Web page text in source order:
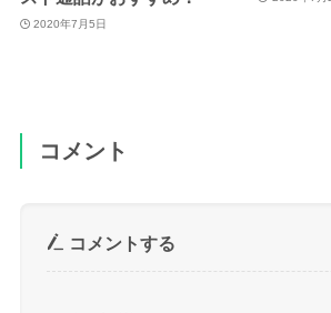
2020年7月5日
コメント
コメントする